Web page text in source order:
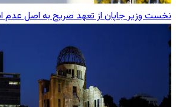
نخست وزیر جاپان از تعهد صریح به اصل عدم